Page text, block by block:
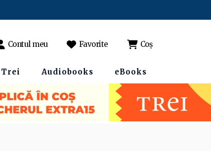
Contul meu Favorite Coș
Audiobooks eBooks